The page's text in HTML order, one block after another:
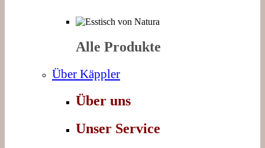
Alle Produkte
Über Käppler
Über uns
Unser Service